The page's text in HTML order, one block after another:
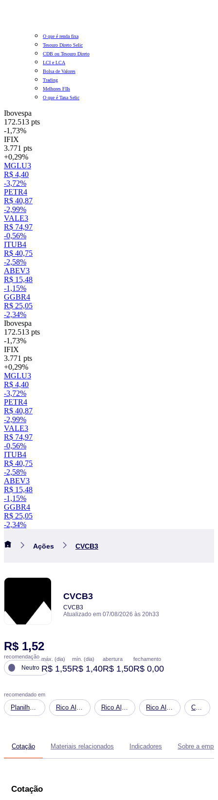
O que é renda fixa
Tesouro Direto Selic
CDB ou Tesouro Direto
LCI e LCA
Bolsa de Valores
Trading
Melhores FIIs
O que é Taxa Selic
Ibovespa
172.513 pts
-1,73%
IFIX
3.771 pts
+0,29%
MGLU3
R$ 4,40
-3,72%
PETR4
R$ 40,87
-2,99%
VALE3
R$ 74,97
-0,56%
ITUB4
R$ 40,75
-2,58%
ABEV3
R$ 15,48
-1,15%
GGBR4
R$ 25,05
-2,34%
Ibovespa
172.513 pts
-1,73%
IFIX
3.771 pts
+0,29%
MGLU3
R$ 4,40
-3,72%
PETR4
R$ 40,87
-2,99%
VALE3
R$ 74,97
-0,56%
ITUB4
R$ 40,75
-2,58%
ABEV3
R$ 15,48
-1,15%
GGBR4
R$ 25,05
-2,34%
Ações CVCB3
CVCB3
CVCB3
Atualizado em 07/08/2026 às 20h33
R$ 1,52
recomendação
Neutro
máx. (dia)
R$ 1,55
mín. (dia)
R$ 1,40
abertura
R$ 1,50
fechamento
R$ 0,00
recomendado em
Planilha
de
Rico Alfa
Conservadora
Rico Alfa
Moderada
Rico Alfa
Sofisticada
Carteira
Cotação Materiais relacionados Indicadores Sobre a
Cotação